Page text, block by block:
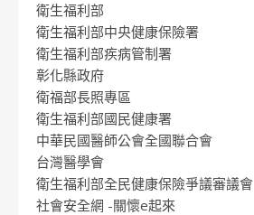
衛生福利部
衛生福利部中央健康保險署
衛生福利部疾病管制署
彰化縣政府
衛福部長照專區
衛生福利部國民健康署
中華民國醫師公會全國聯合會
台灣醫學會
衛生福利部全民健康保險爭議審議會
社會安全網 -關懷e起來